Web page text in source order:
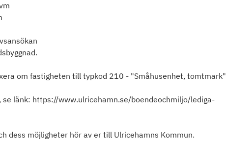
om fastigheten till typkod 210 - "Småhusenhet, tomtmark"
se länk: https://www.ulricehamn.se/boendeochmiljo/lediga-
dess möjligheter hör av er till Ulricehamns Kommun.